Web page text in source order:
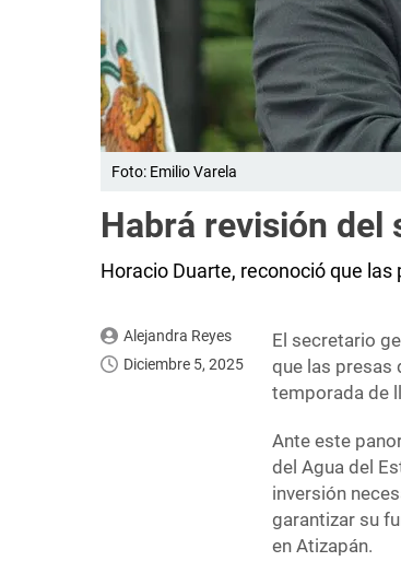
Foto: Emilio Varela
Habrá revisión del
Horacio Duarte, reconoció que
Alejandra Reyes
Diciembre 5, 2025
El secretario
que las presas
temporada de
Ante este
del Agua del
inversión
garantizar su
en Atizapán.